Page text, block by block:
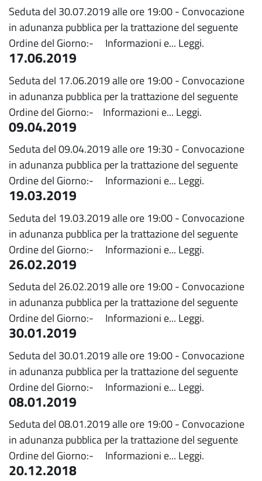
Seduta del 30.07.2019 alle ore 19:00 - Convocazione
in adunanza pubblica per la trattazione del seguente
Ordine del Giorno:- Informazioni e... Leggi.
17.06.2019
Seduta del 17.06.2019 alle ore 19:00 - Convocazione
in adunanza pubblica per la trattazione del seguente
Ordine del Giorno:- Informazioni e... Leggi.
09.04.2019
Seduta del 09.04.2019 alle ore 19:30 - Convocazione
in adunanza pubblica per la trattazione del seguente
Ordine del Giorno:- Informazioni e... Leggi.
19.03.2019
Seduta del 19.03.2019 alle ore 19:00 - Convocazione
in adunanza pubblica per la trattazione del seguente
Ordine del Giorno:- Informazioni e... Leggi.
26.02.2019
Seduta del 26.02.2019 alle ore 19:00 - Convocazione
in adunanza pubblica per la trattazione del seguente
Ordine del Giorno:- Informazioni e... Leggi.
30.01.2019
Seduta del 30.01.2019 alle ore 19:00 - Convocazione
in adunanza pubblica per la trattazione del seguente
Ordine del Giorno:- Informazioni e... Leggi.
08.01.2019
Seduta del 08.01.2019 alle ore 19:00 - Convocazione
in adunanza pubblica per la trattazione del seguente
Ordine del Giorno:- Informazioni e... Leggi.
20.12.2018